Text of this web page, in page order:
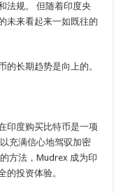
法规。 但随着印度央
未来看起来一如既往的
的长期趋势是向上的。
印度购买比特币是一项
充满信心地驾驭加密
方法，Mudrex 成为印
的投资体验。